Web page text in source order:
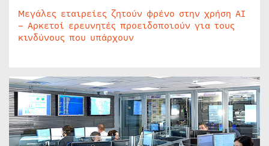
Μεγάλες εταιρείες ζητούν φρένο στην χρήση AI
– Αρκετοί ερευνητές προειδοποιούν για τους
κινδύνους που υπάρχουν